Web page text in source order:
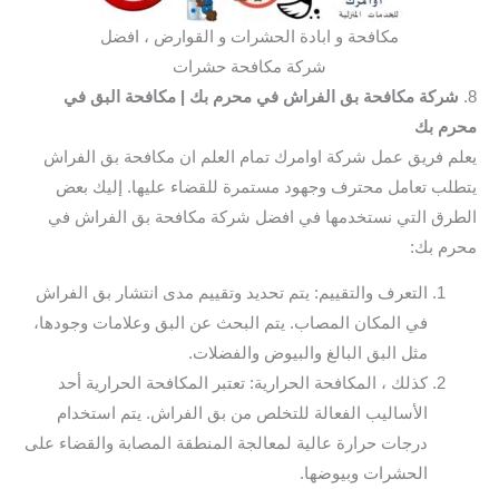
مكافحة و ابادة الحشرات و القوارض ، افضل
شركة مكافحة حشرات
8. شركة مكافحة بق الفراش في محرم بك | مكافحة البق في
محرم بك
يعلم فريق عمل شركة اوامرك تمام العلم ان مكافحة بق الفراش
يتطلب تعامل محترف وجهود مستمرة للقضاء عليها. إليك بعض
الطرق التي نستخدمها في افضل شركة مكافحة بق الفراش في
محرم بك:
التعرف والتقييم: يتم تحديد وتقييم مدى انتشار بق الفراش
في المكان المصاب. يتم البحث عن البق وعلامات وجودها،
مثل البق البالغ والبيوض والفضلات.
كذلك ، المكافحة الحرارية: تعتبر المكافحة الحرارية أحد
الأساليب الفعالة للتخلص من بق الفراش. يتم استخدام
درجات حرارة عالية لمعالجة المنطقة المصابة والقضاء على
الحشرات وبيوضها.